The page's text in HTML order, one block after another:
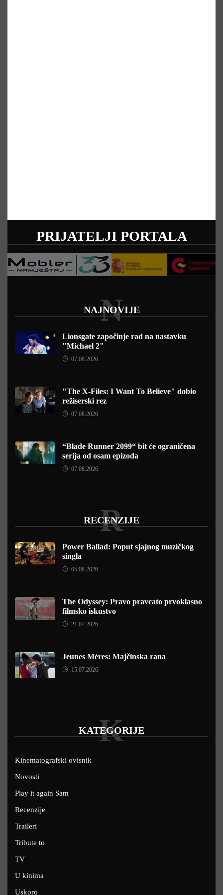
PRIJATELJI PORTALA
NAJNOVIJE
N
Lionsgate započinje rad na nastavku
"Michael 2"
07.08.2026.
"The X-Files: I Want To Believe" dobio
režiserski rez
07.08.2026.
“Blade Runner 2099“ bit će ograničena
serija od osam epizoda
07.08.2026.
RECENZIJE
R
Power Ballad: Poput sjajnog muzičkog
singla
05.08.2026.
The Odyssey: Pravo pravcato prvoklasno
filmsko iskustvo
21.07.2026.
Jeunes Mères: Majčinska rana
15.07.2026.
KATEGORIJE
K
Kinematografski ovisnik
Novosti
Play it again Sam
Recenzije
Traileri
Tribute to
TV
U kinima
Uskoro